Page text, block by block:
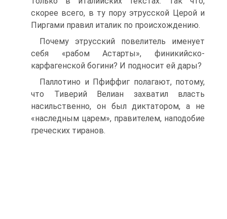
скорее всего, в ту пору этрусской Церой и
Пиргами правил италик по происхождению.
Почему этрусский повелитель именует
себя «рабом Астарты», финикийско-
карфагенской богини? И подносит ей дары?
Паллотино и Пфиффиг полагают, потому,
что Тиверий Велиан захватил власть
насильственно, он был диктатором, а не
«наследным царем», правителем, наподобие
греческих тиранов.